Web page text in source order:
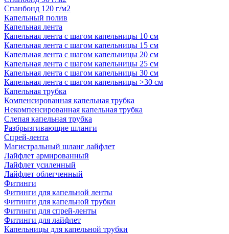
Спанбонд 120 г/м2
Капельный полив
Капельная лента
Капельная лента с шагом капельницы 10 см
Капельная лента с шагом капельницы 15 см
Капельная лента с шагом капельницы 20 см
Капельная лента с шагом капельницы 25 см
Капельная лента с шагом капельницы 30 см
Капельная лента с шагом капельницы >30 см
Капельная трубка
Компенсированная капельная трубка
Некомпенсированная капельная трубка
Слепая капельная трубка
Разбрызгивающие шланги
Спрей-лента
Магистральный шланг лайфлет
Лайфлет армированный
Лайфлет усиленный
Лайфлет облегченный
Фитинги
Фитинги для капельной ленты
Фитинги для капельной трубки
Фитинги для спрей-ленты
Фитинги для лайфлет
Капельницы для капельной трубки